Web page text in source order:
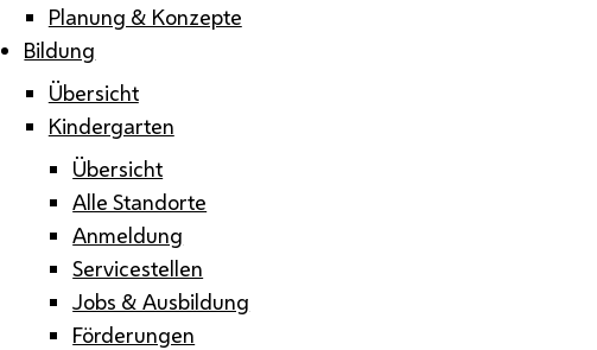
Planung & Konzepte
Bildung
Übersicht
Kindergarten
Übersicht
Alle Standorte
Anmeldung
Servicestellen
Jobs & Ausbildung
Förderungen